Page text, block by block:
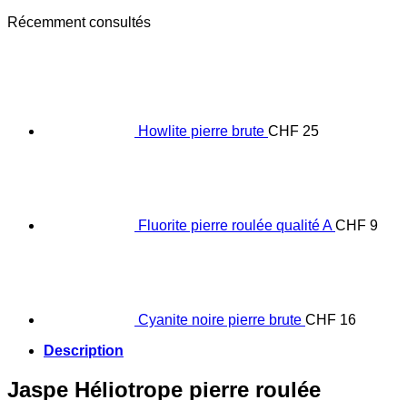
Récemment consultés
Howlite pierre brute CHF 25
Fluorite pierre roulée qualité A CHF 9
Cyanite noire pierre brute CHF 16
Description
Jaspe Héliotrope pierre roulée